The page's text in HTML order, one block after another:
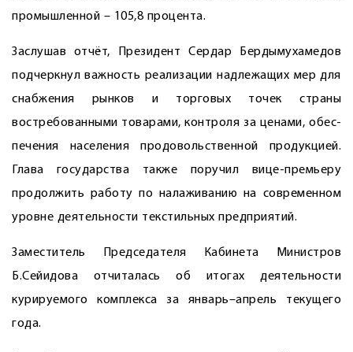
промышленной – 105,8 процента.
Заслушав отчёт, Президент Сердар Бердымухамедов
подчеркнул важность реализации надлежащих мер для
снабжения рынков и торговых точек страны
востребованными товарами, контроля за ценами, обес­
печения населения продовольственной продукцией.
Глава государства также поручил вице-премьеру
продолжить работу по налаживанию на современном
уровне деятельности текстильных предприятий.
Заместитель Председателя Кабинета Министров
Б.Сейидова отчиталась об итогах деятельности
курируемого комплекса за январь–апрель текущего
года.